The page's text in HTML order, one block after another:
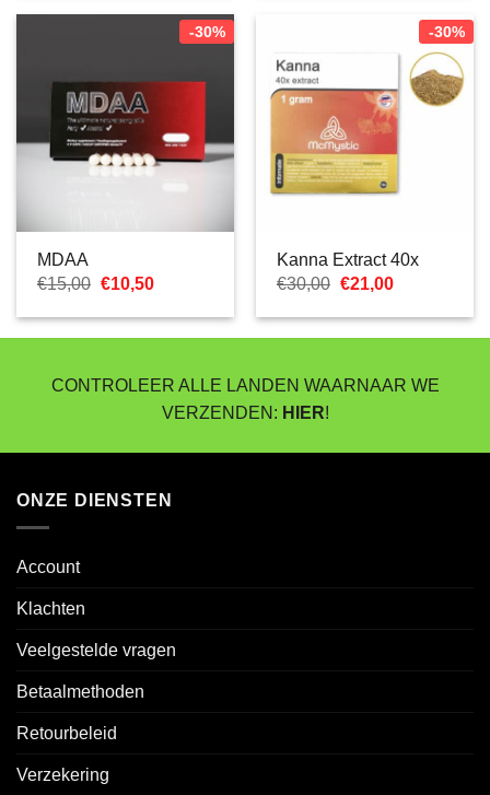
€41,97
-30%
MDAA
€15,00 Oorspronkelijke
was:
€15,00.
€10,50Huidige
is:
€10,50.
-30%
Kanna Extract 40x
€30,00 Oorspronkelijke
was:
€30,00.
€21,00Huidige
is:
€21,00.
CONTROLEER ALLE LANDEN WAARNAAR WE
VERZENDEN: HIER!
ONZE DIENSTEN
Account
Klachten
Veelgestelde vragen
Betaalmethoden
Retourbeleid
Verzekering